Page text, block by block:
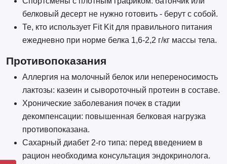
белковый десерт не нужно готовить - берут с собой.
Те, кто использует Fit Kit для правильного питания
ежедневно при норме белка 1,6-2,2 г/кг массы тела.
Противопоказания
Аллергия на молочный белок или непереносимость
лактозы: казеин и сывороточный протеин в составе.
Хронические заболевания почек в стадии
декомпенсации: повышенная белковая нагрузка
противопоказана.
Сахарный диабет 2-го типа: перед введением в
рацион необходима консультация эндокринолога.